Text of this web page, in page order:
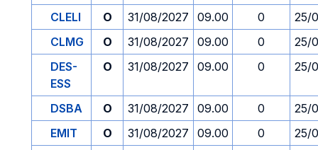
CLELI
O 31/08/2027 09.00 0
25/
CLMG
O 31/08/2027 09.00 0
25/
DES-
ESS
O 31/08/2027 09.00 0 25/
DSBA O 31/08/2027 09.00 0
25/
EMIT
O 31/08/2027 09.00 0
25/